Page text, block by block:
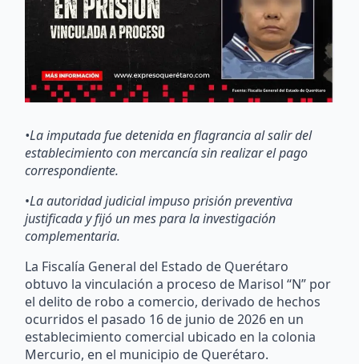
•La imputada fue detenida en flagrancia al salir del
establecimiento con mercancía sin realizar el pago
correspondiente.
•La autoridad judicial impuso prisión preventiva
justificada y fijó un mes para la investigación
complementaria.
La Fiscalía General del Estado de Querétaro
obtuvo la vinculación a proceso de Marisol “N” por
el delito de robo a comercio, derivado de hechos
ocurridos el pasado 16 de junio de 2026 en un
establecimiento comercial ubicado en la colonia
Mercurio, en el municipio de Querétaro.